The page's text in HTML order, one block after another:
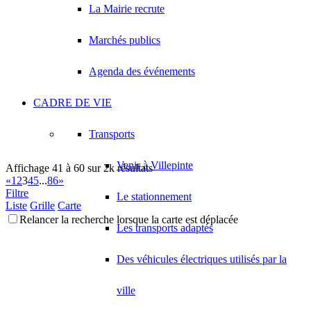
La Mairie recrute
Marchés publics
Agenda des événements
CADRE DE VIE
Transports
Venir à Villepinte
Le stationnement
Les transports adaptés
Des véhicules électriques utilisés par la
ville
Affichage 41 à 60 sur 2k résultats
«1 2345...86»
Filtre
Liste Grille Carte
Relancer la recherche lorsque la carte est déplacée